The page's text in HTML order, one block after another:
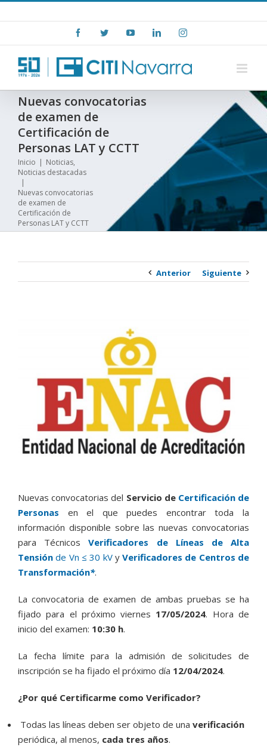
to
FacebookTwitter YouTubeLinkedInInstagram
Nuevas convocatorias
de examen de
Certificación de
Personas LAT y CCTT
Inicio | Noticias,
Noticias destacadas
|
Nuevas convocatorias
de examen de
Certificación de
Personas LAT y CCTT
Anterior Siguiente
Nuevas convocatorias del Servicio de Certificación de
Personas en el que puedes encontrar toda la
información disponible sobre las nuevas convocatorias
para TécnicosVerificadores de Líneas de Alta
Tensión de Vn ≤ 30 kVyVerificadores de Centros de
Transformación*.
La convocatoria de examen de ambas pruebas se ha
fijado para el próximo viernes 17/05/2024. Hora de
inicio del examen: 10:30 h.
La fecha límite para la admisión de solicitudes de
inscripción se ha fijado el próximo día 12/04/2024.
¿Por qué Certificarme como Verificador?
Todas las líneas deben ser objeto de una verificación
periódica, al menos, cada tres años.